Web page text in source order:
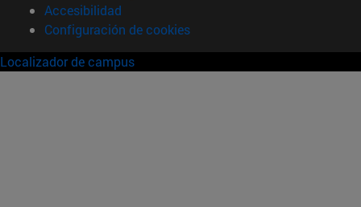
Accesibilidad
Configuración de cookies
Localizador de campus